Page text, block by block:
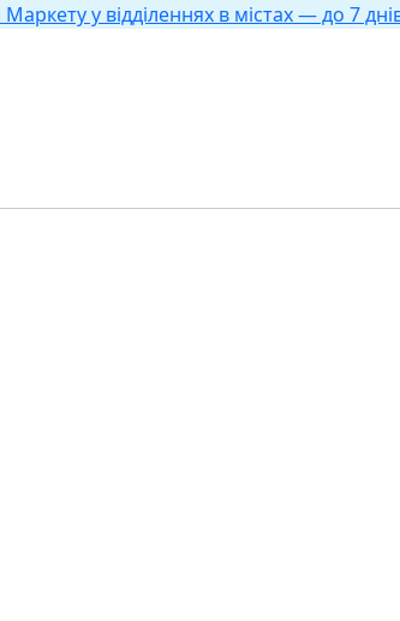
у відділеннях в містах — до 7